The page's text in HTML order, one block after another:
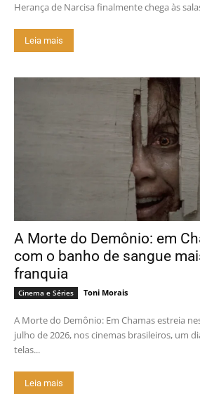
Herança de Narcisa finalmente chega às
Leia mais
A Morte do Demônio: em
com o banho de sangue
franquia
Cinema e Séries Toni Morais
A Morte do Demônio: Em Chamas estreia
julho de 2026, nos cinemas brasileiros, um
telas...
Leia mais